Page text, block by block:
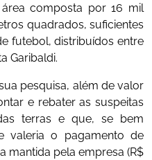
composta por 16 mil
quadrados, suficientes
futebol, distribuídos entre
Garibaldi.
pesquisa, além de valor
e rebater as suspeitas
terras e que, se bem
valeria o pagamento de
mantida pela empresa (R$